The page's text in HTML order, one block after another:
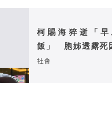
柯賜海猝逝「
飯」 胞姊透露死
心肌梗塞
社會